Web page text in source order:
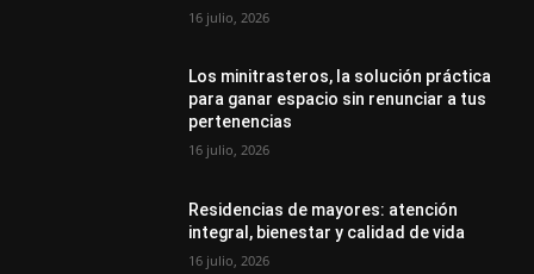
16 julio, 2026
Los minitrasteros, la solución práctica
para ganar espacio sin renunciar a tus
pertenencias
16 julio, 2026
Residencias de mayores: atención
integral, bienestar y calidad de vida
16 julio, 2026